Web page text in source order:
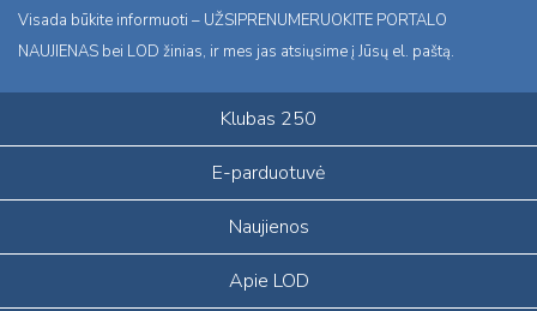
Visada būkite informuoti – UŽSIPRENUMERUOKITE PORTALO
NAUJIENAS bei LOD žinias, ir mes jas atsiųsime į Jūsų el. paštą.
Klubas 250
E-parduotuvė
Naujienos
Apie LOD